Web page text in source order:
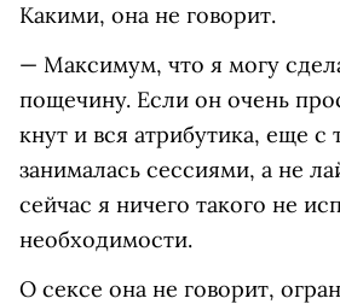
Какими, она не говорит.
— Максимум, что я могу
пощечину. Если он очень
кнут и вся атрибутика, еще с
занималась сессиями, а не
сейчас я ничего такого не
необходимости.
О сексе она не говорит,